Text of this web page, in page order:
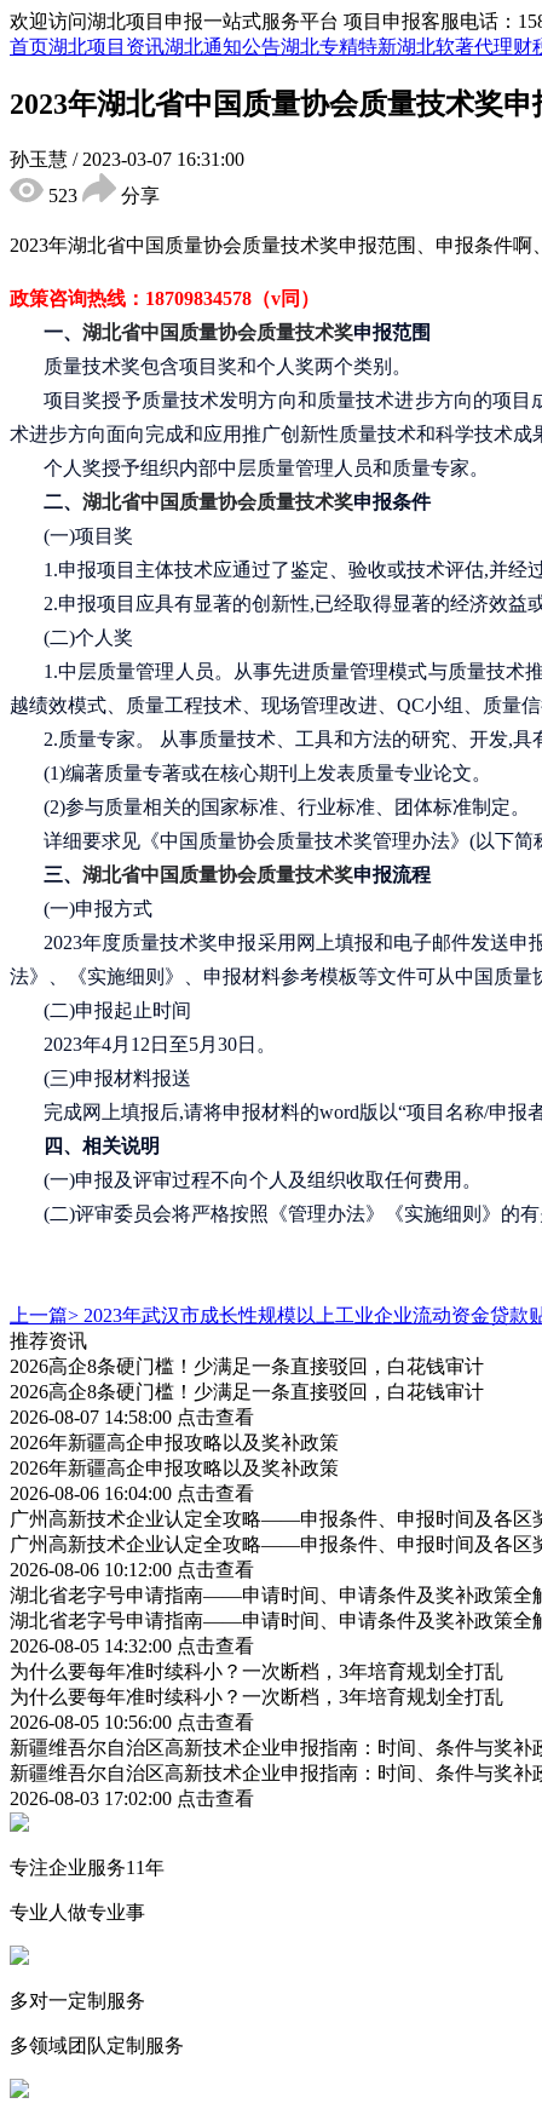
欢迎访问湖北项目申报一站式服务平台 项目申报客服电话：
首页湖北项目资讯湖北通知公告湖北专精特新湖北软著代理财
2023年湖北省中国质量协会质量技术奖
孙玉慧 / 2023-03-07 16:31:00
523
分享
2023年湖北省中国质量协会质量技术奖申报范围、申报条件
政策咨询热线： 18709834578（v同）
一、 湖北省中国质量协会质量技术奖申报范围
质量技术奖包含项目奖和个人奖两个类别。
项目奖授予质量技术发明方向和质量技术进步方向的项
术进步方向面向完成和应用推广创新性质量技术和科学技术成
个人奖授予组织内部中层质量管理人员和质量专家。
二、 湖北省中国质量协会质量技术奖申报条件
(一)项目奖
1.申报项目主体技术应通过了鉴定、验收或技术评估,并
2.申报项目应具有显著的创新性,已经取得显著的经济效益
(二)个人奖
1.中层质量管理人员。从事先进质量管理模式与质量技术
越绩效模式、质量工程技术、现场管理改进、QC小组、质量
2.质量专家。 从事质量技术、工具和方法的研究、开发,
(1)编著质量专著或在核心期刊上发表质量专业论文。
(2)参与质量相关的国家标准、行业标准、团体标准制定。
详细要求见《中国质量协会质量技术奖管理办法》 (以下简
三、 湖北省中国质量协会质量技术奖申报流程
(一)申报方式
2023年度质量技术奖申报采用网上填报和电子邮件发送
法》、《实施细则》、申报材料参考模板等文件可从中国质
(二)申报起止时间
2023年4月12日至5月30日。
(三)申报材料报送
完成网上填报后,请将申报材料的word版以“项目名称/申报
四、相关说明
(一)申报及评审过程不向个人及组织收取任何费用。
(二)评审委员会将严格按照《管理办法》《实施细则》的
上一篇> 2023年武汉市成长性规模以上工业企业流动资金贷款
推荐资讯
2026高企8条硬门槛！少满足一条直接驳回，白花钱审计
2026高企8条硬门槛！少满足一条直接驳回，白花钱审计
2026-08-07 14:58:00 点击查看
2026年新疆高企申报攻略以及奖补政策
2026年新疆高企申报攻略以及奖补政策
2026-08-06 16:04:00 点击查看
广州高新技术企业认定全攻略——申报条件、申报时间及各区
广州高新技术企业认定全攻略——申报条件、申报时间及各区
2026-08-06 10:12:00 点击查看
湖北省老字号申请指南——申请时间、申请条件及奖补政策全
湖北省老字号申请指南——申请时间、申请条件及奖补政策全
2026-08-05 14:32:00 点击查看
为什么要每年准时续科小？一次断档，3年培育规划全打乱
为什么要每年准时续科小？一次断档，3年培育规划全打乱
2026-08-05 10:56:00 点击查看
新疆维吾尔自治区高新技术企业申报指南：时间、条件与奖补
新疆维吾尔自治区高新技术企业申报指南：时间、条件与奖补
2026-08-03 17:02:00 点击查看
专注企业服务11年
专业人做专业事
多对一定制服务
多领域团队定制服务